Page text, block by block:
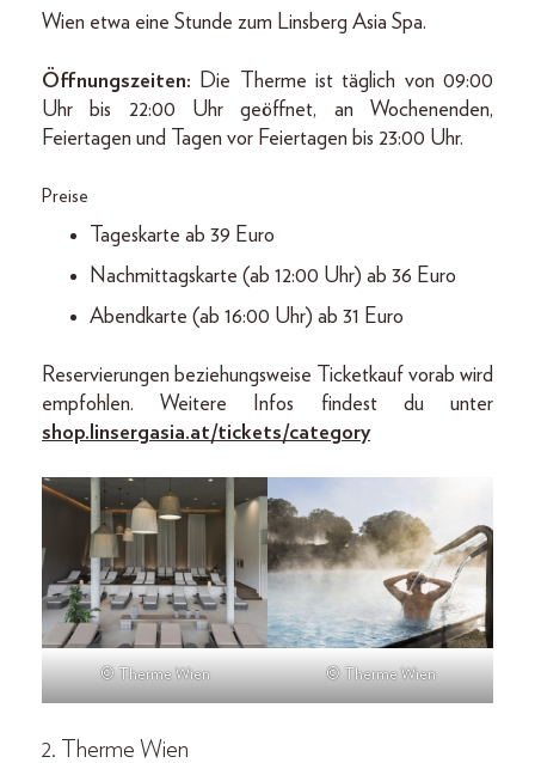
Wien etwa eine Stunde zum Linsberg Asia Spa.
Öffnungszeiten: Die Therme ist täglich von 09:00
Uhr bis 22:00 Uhr geöffnet, an Wochenenden,
Feiertagen und Tagen vor Feiertagen bis 23:00 Uhr.
Preise
Tageskarte ab 39 Euro
Nachmittagskarte (ab 12:00 Uhr) ab 36 Euro
Abendkarte (ab 16:00 Uhr) ab 31 Euro
Reservierungen beziehungsweise Ticketkauf vorab wird
empfohlen. Weitere Infos findest du unter
shop.linsergasia.at/tickets/category
© Therme Wien © Therme Wien
2. Therme Wien